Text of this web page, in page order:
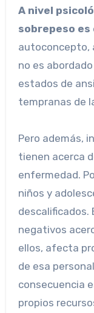
A nivel
sobrepeso
autoconcepto,
no es
estados de
tempranas de
Pero además,
tienen acerca
enfermedad.
niños y
descalificados.
negativos
ellos, afecta
de esa
consecuencia
propios